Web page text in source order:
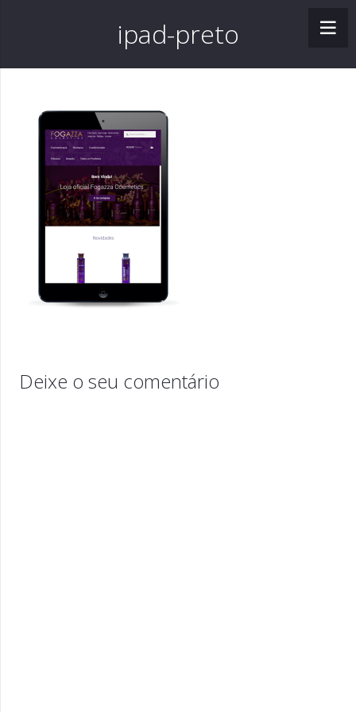
ipad-preto
Deixe o seu comentário